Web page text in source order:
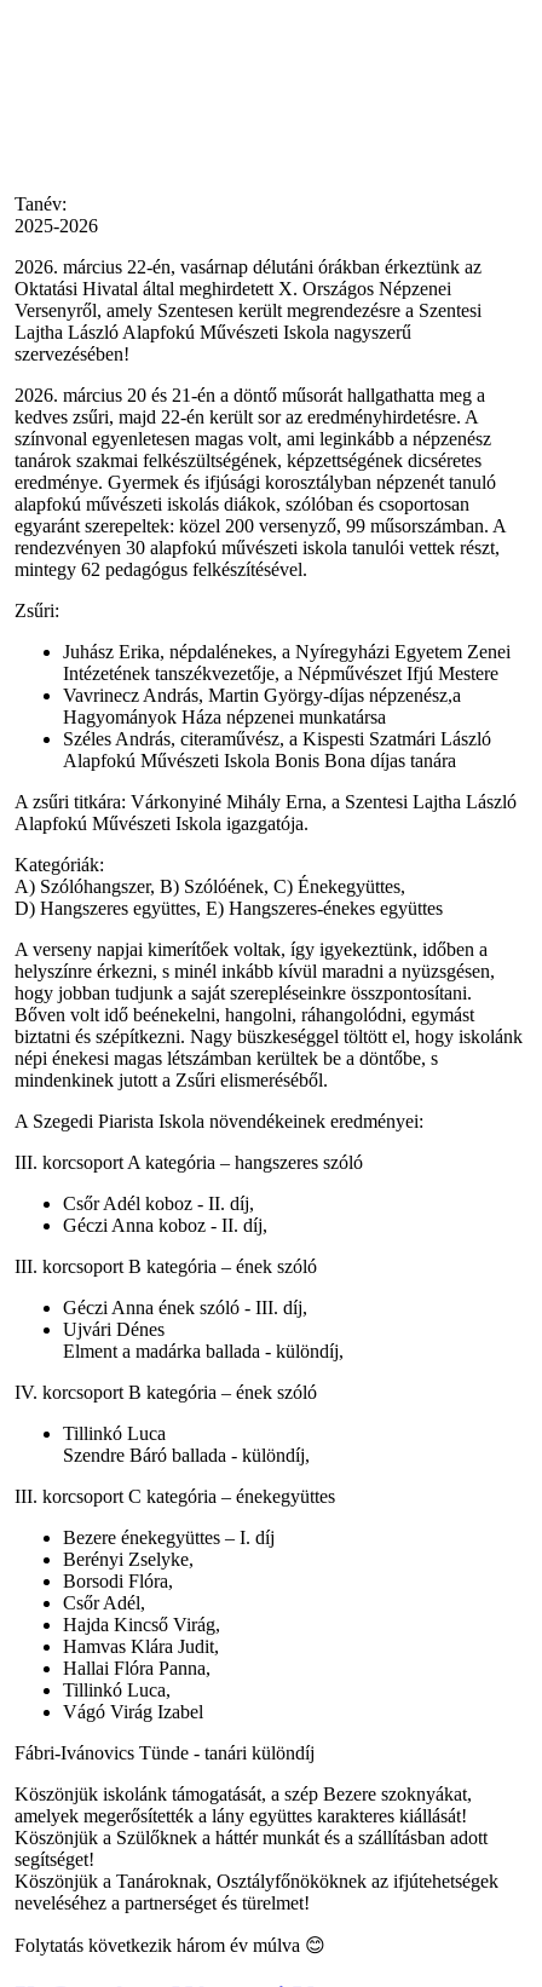
Tanév:
2025-2026
2026. március 22-én, vasárnap délutáni órákban érkeztünk az
Oktatási Hivatal által meghirdetett X. Országos Népzenei
Versenyről, amely Szentesen került megrendezésre a Szentesi
Lajtha László Alapfokú Művészeti Iskola nagyszerű
szervezésében!
2026. március 20 és 21-én a döntő műsorát hallgathatta meg a
kedves zsűri, majd 22-én került sor az eredményhirdetésre. A
színvonal egyenletesen magas volt, ami leginkább a népzenész
tanárok szakmai felkészültségének, képzettségének dicséretes
eredménye. Gyermek és ifjúsági korosztályban népzenét tanuló
alapfokú művészeti iskolás diákok, szólóban és csoportosan
egyaránt szerepeltek: közel 200 versenyző, 99 műsorszámban. A
rendezvényen 30 alapfokú művészeti iskola tanulói vettek részt,
mintegy 62 pedagógus felkészítésével.
Zsűri:
Juhász Erika, népdalénekes, a Nyíregyházi Egyetem Zenei
Intézetének tanszékvezetője, a Népművészet Ifjú Mestere
Vavrinecz András, Martin György-díjas népzenész,a
Hagyományok Háza népzenei munkatársa
Széles András, citeraművész, a Kispesti Szatmári László
Alapfokú Művészeti Iskola Bonis Bona díjas tanára
A zsűri titkára: Várkonyiné Mihály Erna, a Szentesi Lajtha László
Alapfokú Művészeti Iskola igazgatója.
Kategóriák:
A) Szólóhangszer, B) Szólóének, C) Énekegyüttes,
D) Hangszeres együttes, E) Hangszeres-énekes együttes
A verseny napjai kimerítőek voltak, így igyekeztünk, időben a
helyszínre érkezni, s minél inkább kívül maradni a nyüzsgésen,
hogy jobban tudjunk a saját szerepléseinkre összpontosítani.
Bőven volt idő beénekelni, hangolni, ráhangolódni, egymást
biztatni és szépítkezni. Nagy büszkeséggel töltött el, hogy iskolánk
népi énekesi magas létszámban kerültek be a döntőbe, s
mindenkinek jutott a Zsűri elismeréséből.
A Szegedi Piarista Iskola növendékeinek eredményei:
III. korcsoport A kategória – hangszeres szóló
Csőr Adél koboz - II. díj,
Géczi Anna koboz - II. díj,
III. korcsoport B kategória – ének szóló
Géczi Anna ének szóló - III. díj,
Ujvári Dénes
Elment a madárka ballada - különdíj,
IV. korcsoport B kategória – ének szóló
Tillinkó Luca
Szendre Báró ballada - különdíj,
III. korcsoport C kategória – énekegyüttes
Bezere énekegyüttes – I. díj
Berényi Zselyke,
Borsodi Flóra,
Csőr Adél,
Hajda Kincső Virág,
Hamvas Klára Judit,
Hallai Flóra Panna,
Tillinkó Luca,
Vágó Virág Izabel
Fábri-Ivánovics Tünde - tanári különdíj
Köszönjük iskolánk támogatását, a szép Bezere szoknyákat,
amelyek megerősítették a lány együttes karakteres kiállását!
Köszönjük a Szülőknek a háttér munkát és a szállításban adott
segítséget!
Köszönjük a Tanároknak, Osztályfőnököknek az ifjútehetségek
neveléséhez a partnerséget és türelmet!
Folytatás következik három év múlva 😊